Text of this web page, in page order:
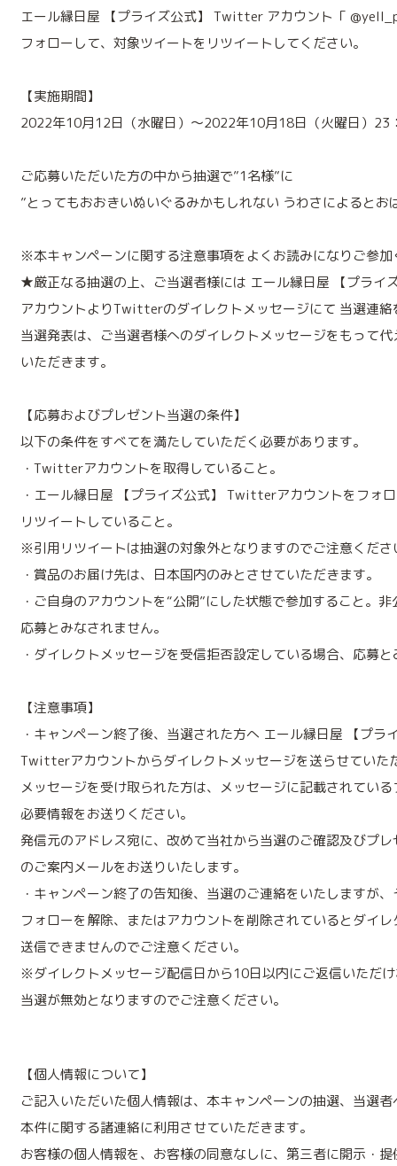
エール縁日屋 【プライズ公式】 Twitter アカウント「
フォローして、対象ツイートをリツイートしてください。
【実施期間】
2022年10月12日（水曜日）～2022年10月18日（火曜日）23
ご応募いただいた方の中から抽選で”1名様”に
”とってもおおきいぬいぐるみかもしれない うわさによるとお
※本キャンペーンに関する注意事項をよくお読みになりご参加
★厳正なる抽選の上、ご当選者様には エール縁日屋 【プライ
アカウントよりTwitterのダイレクトメッセージにて 当選連絡
当選発表は、ご当選者様へのダイレクトメッセージをもって代
いただきます。
【応募およびプレゼント当選の条件】
以下の条件をすべてを満たしていただく必要があります。
・Twitterアカウントを取得していること。
・エール縁日屋 【プライズ公式】 Twitterアカウントをフォ
リツイートしていること。
※引用リツイートは抽選の対象外となりますのでご注意くださ
・賞品のお届け先は、日本国内のみとさせていただきます。
・ご自身のアカウントを“公開”にした状態で参加すること。
応募とみなされません。
・ダイレクトメッセージを受信拒否設定している場合、応募
【注意事項】
・キャンペーン終了後、当選された方へ エール縁日屋 【プラ
Twitterアカウントからダイレクトメッセージを送らせていた
メッセージを受け取られた方は、メッセージに記載されてい
必要情報をお送りください。
発信元のアドレス宛に、改めて当社から当選のご確認及びプ
のご案内メールをお送りいたします。
・キャンペーン終了の告知後、当選のご連絡をいたしますが
フォローを解除、またはアカウントを削除されているとダイ
送信できませんのでご注意ください。
※ダイレクトメッセージ配信日から10日以内にご返信いただ
当選が無効となりますのでご注意ください。
【個人情報について】
ご記入いただいた個人情報は、本キャンペーンの抽選、当選
本件に関する諸連絡に利用させていただきます。
お客様の個人情報を、お客様の同意なしに、第三者に開示・